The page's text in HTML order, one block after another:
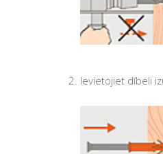
2. Ievietojiet dībeli